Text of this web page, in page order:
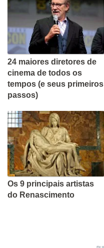
24 maiores diretores de
cinema de todos os
tempos (e seus primeiros
passos)
Os 9 principais artistas
do Renascimento